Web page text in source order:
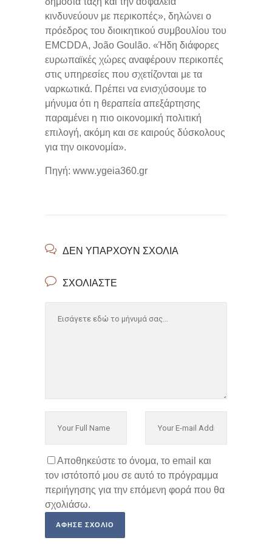
κινδυνεύουν με περικοπές», δηλώνει ο
πρόεδρος του διοικητικού συμβουλίου του
EMCDDA, João Goulão. «Ήδη διάφορες
ευρωπαϊκές χώρες αναφέρουν περικοπές
στις υπηρεσίες που σχετίζονται με τα
ναρκωτικά. Πρέπει να ενισχύσουμε το
μήνυμα ότι η θεραπεία απεξάρτησης
παραμένει η πιο οικονομική πολιτική
επιλογή, ακόμη και σε καιρούς δύσκολους
για την οικονομία».
Πηγή: www.ygeia360.gr
ΔΕΝ ΥΠΆΡΧΟΥΝ ΣΧΌΛΙΑ
ΣΧΟΛΙΆΣΤΕ
Αποθηκεύστε το όνομα, το email και
τον ιστότοπό μου σε αυτό το πρόγραμμα
περιήγησης για την επόμενη φορά που θα
σχολιάσω.